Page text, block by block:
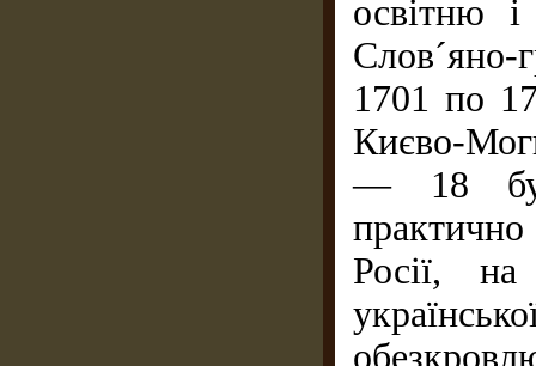
освітню
Слов´яно-
1701 по
Києво-
— 18
Росії,